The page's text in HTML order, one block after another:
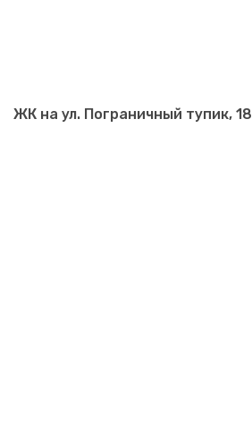
ЖК на ул. Пограничный тупик, 18